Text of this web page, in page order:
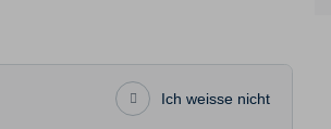
Ich weisse nicht